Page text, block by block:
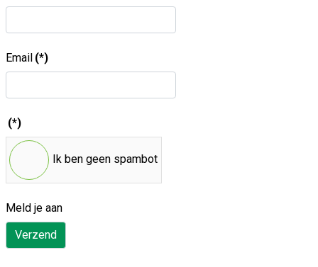
Email (*)
(*)
Ik ben geen spambot
Meld je aan
Verzend